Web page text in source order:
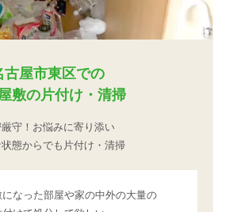
古屋市東区での
敷の片付け・清掃
守！お悩みに寄り添い
状態からでも片付け・清掃
になった部屋や家の中外の大量の